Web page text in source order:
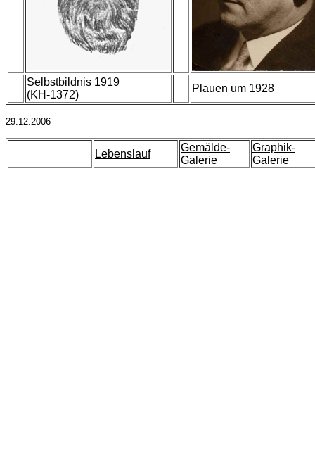
Selbstbildnis 1919
(KH-1372)
Plauen um 1928
29.12.2006
Lebenslauf
Gemälde-
Galerie
Graphik-
Galerie